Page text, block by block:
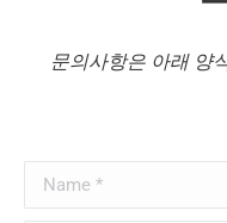
문의사항은 아래 양
Name *